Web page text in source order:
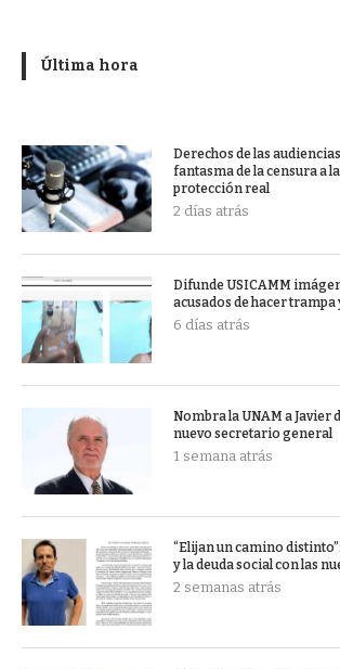
Última hora
Derechos de las
fantasma de la censura a
protección real
2 días atrás
Difunde USICAMM
acusados de hacer
6 días atrás
Nombra la UNAM a Javier
nuevo secretario general
1 semana atrás
“Elijan un camino
y la deuda social con las
2 semanas atrás